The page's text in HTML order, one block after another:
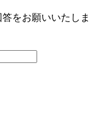
をお願いいたしま